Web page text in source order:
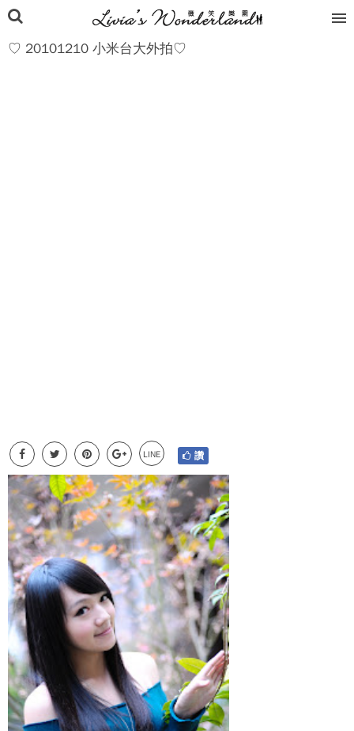
♡ 20101210 小米台大外拍♡
LINE 讚